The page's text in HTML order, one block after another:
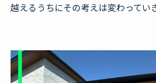
越えるうちにその考えは変わって